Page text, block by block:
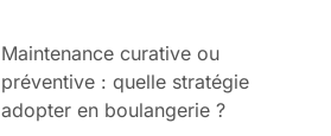
Maintenance curative ou
préventive : quelle stratégie
adopter en boulangerie ?